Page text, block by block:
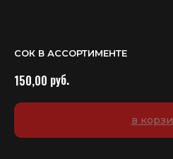
СОК В АССОРТИМЕНТЕ
150,00 руб.
в